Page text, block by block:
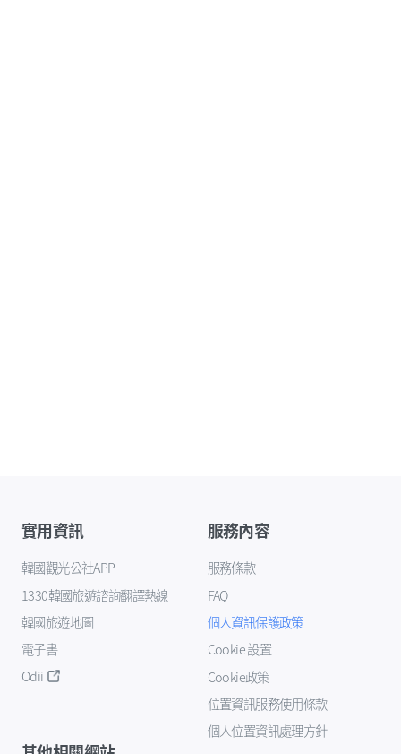
實用資訊
韓國觀光公社APP
1330韓國旅遊諮詢翻譯熱線
韓國旅遊地圖
電子書
Odii
服務內容
服務條款
FAQ
個人資訊保護政策
Cookie 設置
Cookie政策
位置資訊服務使用條款
個人位置資訊處理方針